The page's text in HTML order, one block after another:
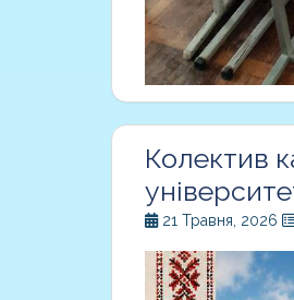
Колектив
21 Травня, 2026